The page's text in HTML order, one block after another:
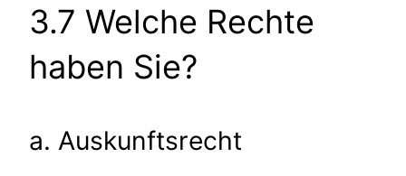
3.7 Welche Rechte
haben Sie?
a. Auskunftsrecht